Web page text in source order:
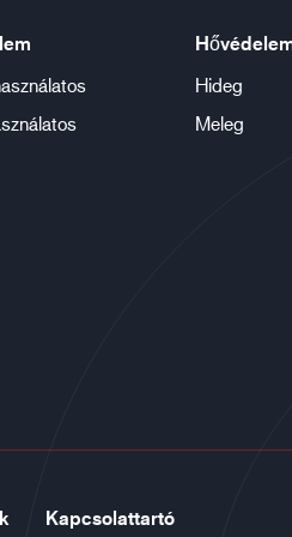
Hideg
Meleg
Kapcsolattartó